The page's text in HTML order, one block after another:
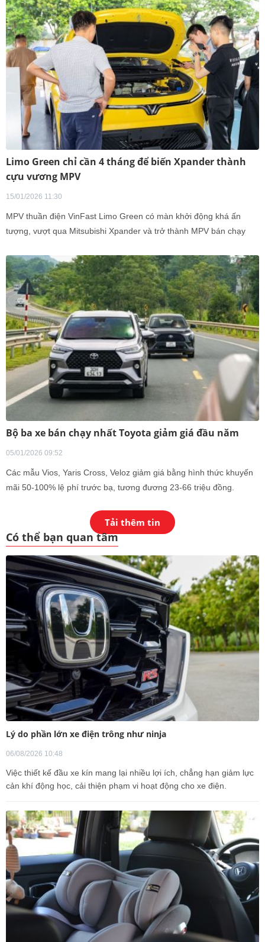
Limo Green chỉ cần 4 tháng để biến Xpander thành
cựu vương MPV
15/01/2026 11:30
MPV thuần điện VinFast Limo Green có màn khởi động khá ấn
tượng, vượt qua Mitsubishi Xpander và trở thành MPV bán chạy
Bộ ba xe bán chạy nhất Toyota giảm giá đầu năm
05/01/2026 09:52
Các mẫu Vios, Yaris Cross, Veloz giảm giá bằng hình thức khuyến
mãi 50-100% lệ phí trước bạ, tương đương 23-66 triệu đồng.
Tải thêm tin
Có thể bạn quan tâm
Lý do phần lớn xe điện trông như ninja
06/08/2026 10:48
Việc thiết kế đầu xe kín mang lại nhiều lợi ích, chẳng hạn giảm lực
cản khí động học, cải thiện phạm vi hoạt động cho xe điện.